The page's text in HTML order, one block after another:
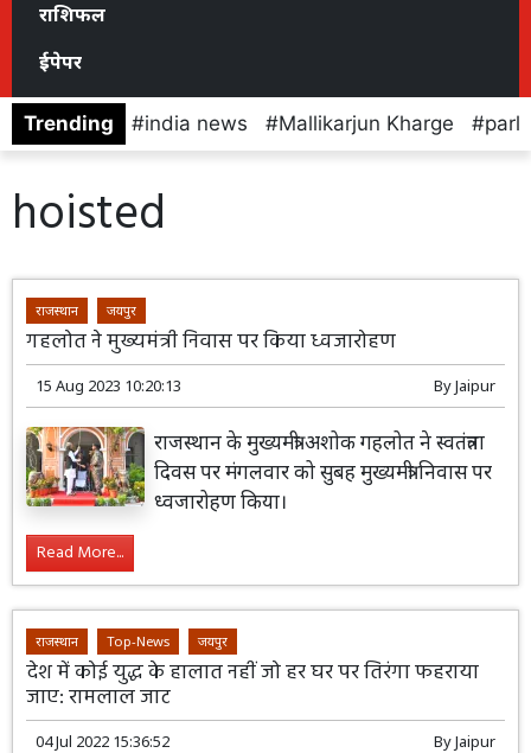
राशिफल
ईपेपर
Trending india news Mallikarjun Kharge
hoisted
राजस्थान जयपुर
गहलोत ने मुख्यमंत्री निवास पर किया ध्वजारोहण
15 Aug 2023 10:20:13 ByJaipur
राजस्थान के मुख्यमंत्री अशोक गहलोत ने स्वतंत्रता
दिवस पर मंगलवार को सुबह मुख्यमंत्री निवास पर
ध्वजारोहण किया।
Read More...
राजस्थान Top-News जयपुर
देश में कोई युद्ध के हालात नहीं जो हर घर पर तिरंगा फहराया
जाए: रामलाल जाट
04 Jul 2022 15:36:52 ByJaipur